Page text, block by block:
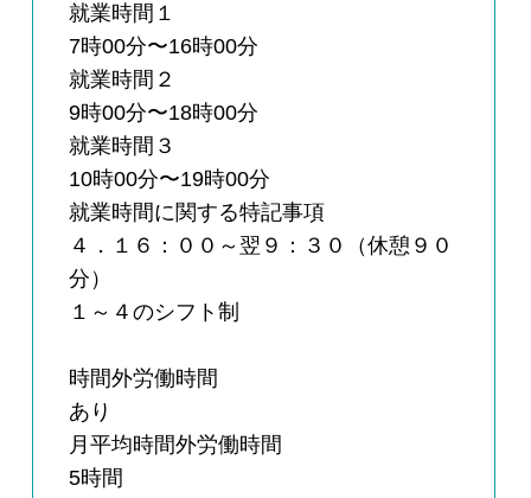
就業時間１
7時00分〜16時00分
就業時間２
9時00分〜18時00分
就業時間３
10時00分〜19時00分
就業時間に関する特記事項
４．１６：００～翌９：３０（休憩９０
分）
１～４のシフト制
時間外労働時間
あり
月平均時間外労働時間
5時間